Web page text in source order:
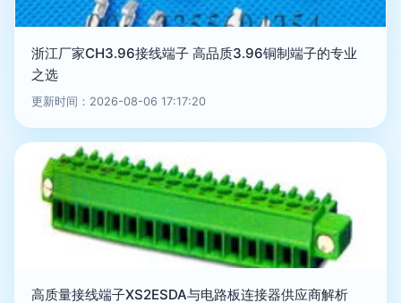
浙江厂家CH3.96接线端子 高品质3.96铜制端子的专业
之选
更新时间：2026-08-06 17:17:20
高质量接线端子XS2ESDA与电路板连接器供应商解析